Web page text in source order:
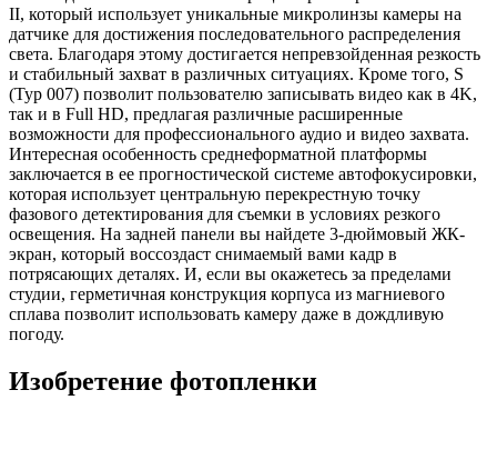
II, который использует уникальные микролинзы камеры на
датчике для достижения последовательного распределения
света. Благодаря этому достигается непревзойденная резкость
и стабильный захват в различных ситуациях. Кроме того, S
(Typ 007) позволит пользователю записывать видео как в 4K,
так и в Full HD, предлагая различные расширенные
возможности для профессионального аудио и видео захвата.
Интересная особенность среднеформатной платформы
заключается в ее прогностической системе автофокусировки,
которая использует центральную перекрестную точку
фазового детектирования для съемки в условиях резкого
освещения. На задней панели вы найдете 3-дюймовый ЖК-
экран, который воссоздаст снимаемый вами кадр в
потрясающих деталях. И, если вы окажетесь за пределами
студии, герметичная конструкция корпуса из магниевого
сплава позволит использовать камеру даже в дождливую
погоду.
Изобретение фотопленки